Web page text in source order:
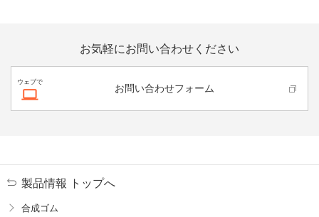
お気軽にお問い合わせください
ウェブで
お問い合わせフォーム
製品情報 トップへ
合成ゴム